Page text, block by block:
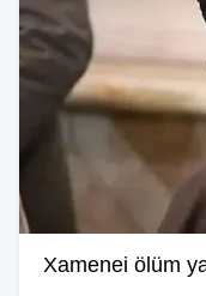
Xamenei ölüm